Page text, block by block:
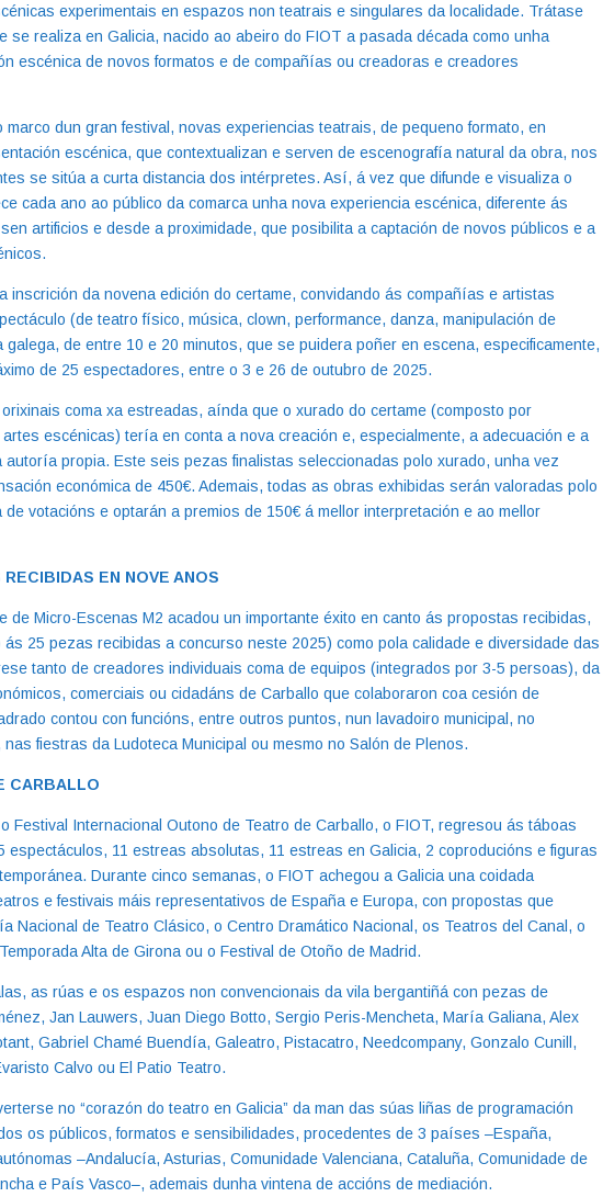
experimentais en espazos non teatrais e singulares da localidade. Trátase
se realiza en Galicia, nacido ao abeiro do FIOT a pasada década como unha
escénica de novos formatos e de compañías ou creadoras e creadores
dun gran festival, novas experiencias teatrais, de pequeno formato, en
escénica, que contextualizan e serven de escenografía natural da obra, nos
se sitúa a curta distancia dos intérpretes. Así, á vez que difunde e visualiza o
cada ano ao público da comarca unha nova experiencia escénica, diferente ás
artificios e desde a proximidade, que posibilita a captación de novos públicos e a
inscrición da novena edición do certame, convidando ás compañías e artistas
(de teatro físico, música, clown, performance, danza, manipulación de
de entre 10 e 20 minutos, que se puidera poñer en escena, especificamente,
de 25 espectadores, entre o 3 e 26 de outubro de 2025.
coma xa estreadas, aínda que o xurado do certame (composto por
escénicas) tería en conta a nova creación e, especialmente, a adecuación e a
propia. Este seis pezas finalistas seleccionadas polo xurado, unha vez
económica de 450€. Ademais, todas as obras exhibidas serán valoradas polo
votacións e optarán a premios de 150€ á mellor interpretación e ao mellor
EN NOVE ANOS
de Micro-Escenas M2 acadou un importante éxito en canto ás propostas recibidas,
25 pezas recibidas a concurso neste 2025) como pola calidade e diversidade das
tanto de creadores individuais coma de equipos (integrados por 3-5 persoas), da
comerciais ou cidadáns de Carballo que colaboraron coa cesión de
contou con funcións, entre outros puntos, nun lavadoiro municipal, no
fiestras da Ludoteca Municipal ou mesmo no Salón de Plenos.
CARBALLO
Festival Internacional Outono de Teatro de Carballo, o FIOT, regresou ás táboas
espectáculos, 11 estreas absolutas, 11 estreas en Galicia, 2 coproducións e figuras
Durante cinco semanas, o FIOT achegou a Galicia una coidada
e festivais máis representativos de España e Europa, con propostas que
Nacional de Teatro Clásico, o Centro Dramático Nacional, os Teatros del Canal, o
Alta de Girona ou o Festival de Otoño de Madrid.
as rúas e os espazos non convencionais da vila bergantiñá con pezas de
Jan Lauwers, Juan Diego Botto, Sergio Peris-Mencheta, María Galiana, Alex
Gabriel Chamé Buendía, Galeatro, Pistacatro, Needcompany, Gonzalo Cunill,
Calvo ou El Patio Teatro.
no “corazón do teatro en Galicia” da man das súas liñas de programación
os públicos, formatos e sensibilidades, procedentes de 3 países –España,
–Andalucía, Asturias, Comunidade Valenciana, Cataluña, Comunidade de
e País Vasco–, ademais dunha vintena de accións de mediación.